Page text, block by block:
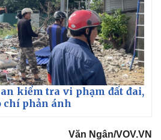
kiểm tra vi phạm đất đai,
chí phản ánh
Văn Ngân/VOV.VN